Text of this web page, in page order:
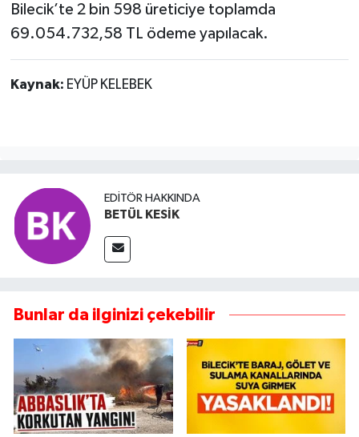
Bilecik’te 2 bin 598 üreticiye toplamda
69.054.732,58 TL ödeme yapılacak.
Kaynak: EYÜP KELEBEK
EDITÖR HAKKINDA
BETÜL KESİK
Bunlar da ilginizi çekebilir